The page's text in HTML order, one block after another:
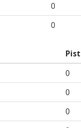
0
0
0
0
0